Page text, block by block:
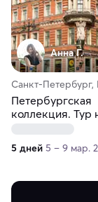
Анна Г.
Санкт-
Петербургская
коллекция. Тур
5 дней 5 – 9 мар.